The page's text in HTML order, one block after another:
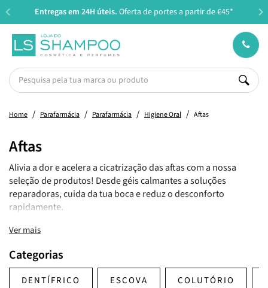
Entregas em 24H úteis. Oferta de portes a partir de €45*
Home Parafarmácia Parafarmácia Higiene Oral Aftas
Aftas
Alivia a dor e acelera a cicatrização das aftas com a nossa
seleção de produtos! Desde géis calmantes a soluções
reparadoras, cuida da tua boca e reduz o desconforto
rapidamente.
Ver mais
Categorias
DENTÍFRICO ESCOVA COLUTÓRIO